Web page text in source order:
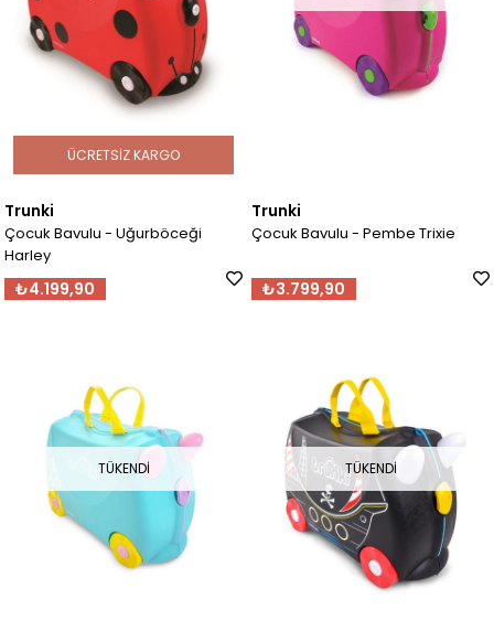
Trunki
Çocuk Bavulu - Uğurböceği
Harley
₺4.199,90
ÜCRETSIZ KARGO
Trunki
Çocuk Bavulu - Pembe Trixie
₺3.799,90
TÜKENDI TÜKENDI